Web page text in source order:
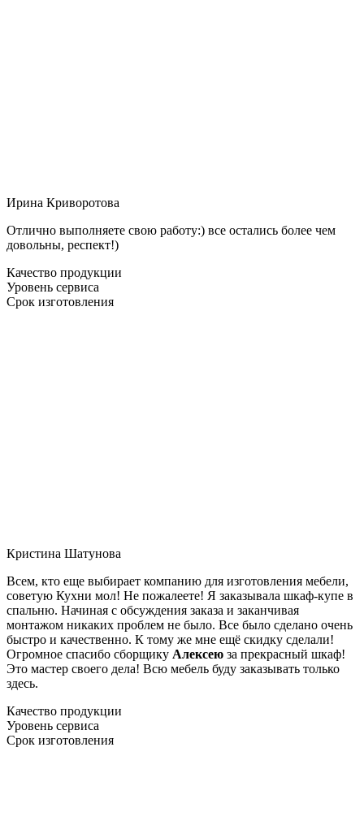
Ирина Криворотова
Отлично выполняете свою работу:) все остались более чем
довольны, респект!)
Качество продукции
Уровень сервиса
Срок изготовления
Кристина Шатунова
Всем, кто еще выбирает компанию для изготовления мебели,
советую Кухни мол! Не пожалеете! Я заказывала шкаф-купе в
спальню. Начиная с обсуждения заказа и заканчивая
монтажом никаких проблем не было. Все было сделано очень
быстро и качественно. К тому же мне ещё скидку сделали!
Огромное спасибо сборщику Алексею за прекрасный шкаф!
Это мастер своего дела! Всю мебель буду заказывать только
здесь.
Качество продукции
Уровень сервиса
Срок изготовления